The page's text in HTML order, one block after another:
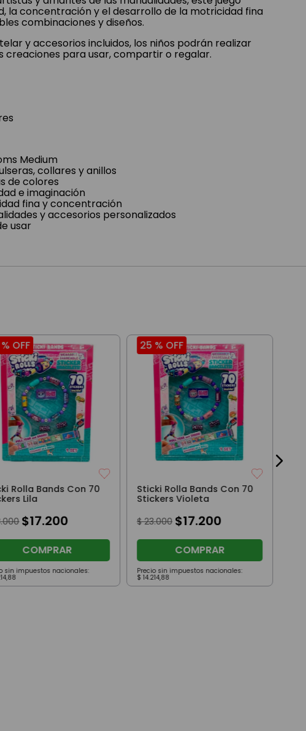
la concentración y el desarrollo de la motricidad fina
combinaciones y diseños.
y accesorios incluidos, los niños podrán realizar
creaciones para usar, compartir o regalar.
Medium
collares y anillos
de colores
e imaginación
fina y concentración
y accesorios personalizados
usar
OFF
Rolla Bands Con 70
Lila
.000 $17.200
COMPRAR
sin impuestos nacionales:
,88
25 % OFF
Sticki Rolla Bands Con 70
Stickers Violeta
$ 23.000 $17.200
COMPRAR
Precio sin impuestos nacionales:
$ 14.214,88